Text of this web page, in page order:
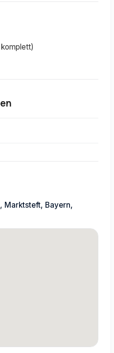
komplett)
Marktsteft, Bayern,